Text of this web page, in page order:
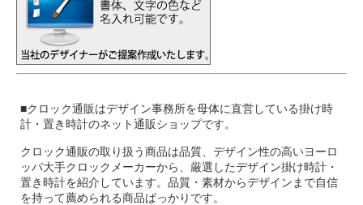
■クロック通販はデザイン事務所を母体に直営している掛け時
計・置き時計のネット通販ショップです。
クロック通販の取り扱う商品は品質、デザイン性の高いヨーロ
ッパ大手クロックメーカーから、厳選したデザイン掛け時計・
置き時計を紹介しています。品質・素材からデザインまで自信
を持って薦められる商品ばっかりです。